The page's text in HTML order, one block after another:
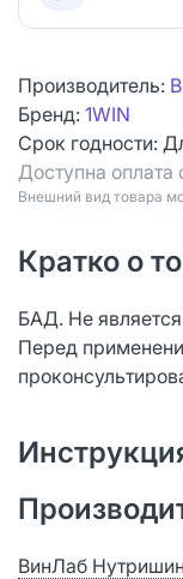
Производитель:
Бренд: 1WIN
Срок годности:
Доступна оплата
Bнешний вид товара
Кратко о
БАД. Не
Перед
ВинЛаб